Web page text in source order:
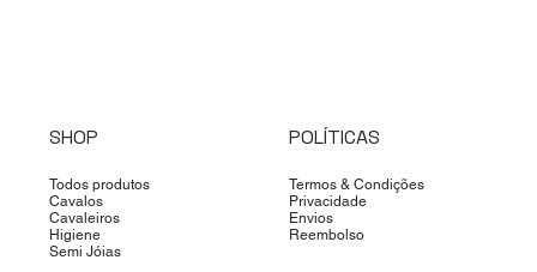
SHOP
Todos produtos
Cavalos
Cavaleiros
Higiene
Semi Jóias
POLÍTICAS
Termos & Condições
Privacidade
Envios
Reembolso